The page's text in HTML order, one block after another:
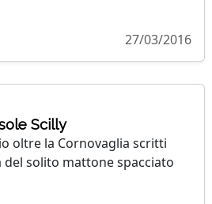
27/03/2016
Scilly
oltre la Cornovaglia scritti
del solito mattone spacciato